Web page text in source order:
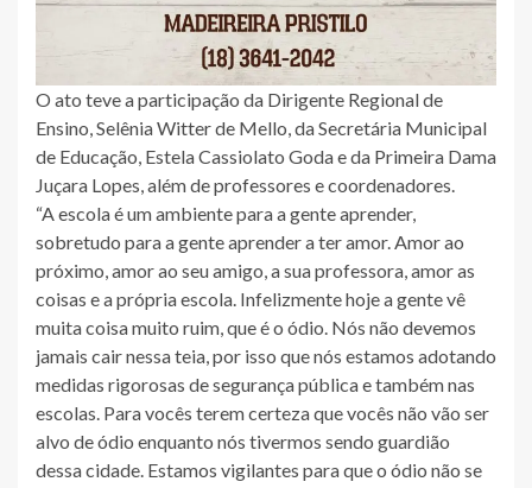
O ato teve a participação da Dirigente Regional de
Ensino, Selênia Witter de Mello, da Secretária Municipal
de Educação, Estela Cassiolato Goda e da Primeira Dama
Juçara Lopes, além de professores e coordenadores.
“A escola é um ambiente para a gente aprender,
sobretudo para a gente aprender a ter amor. Amor ao
próximo, amor ao seu amigo, a sua professora, amor as
coisas e a própria escola. Infelizmente hoje a gente vê
muita coisa muito ruim, que é o ódio. Nós não devemos
jamais cair nessa teia, por isso que nós estamos adotando
medidas rigorosas de segurança pública e também nas
escolas. Para vocês terem certeza que vocês não vão ser
alvo de ódio enquanto nós tivermos sendo guardião
dessa cidade. Estamos vigilantes para que o ódio não se